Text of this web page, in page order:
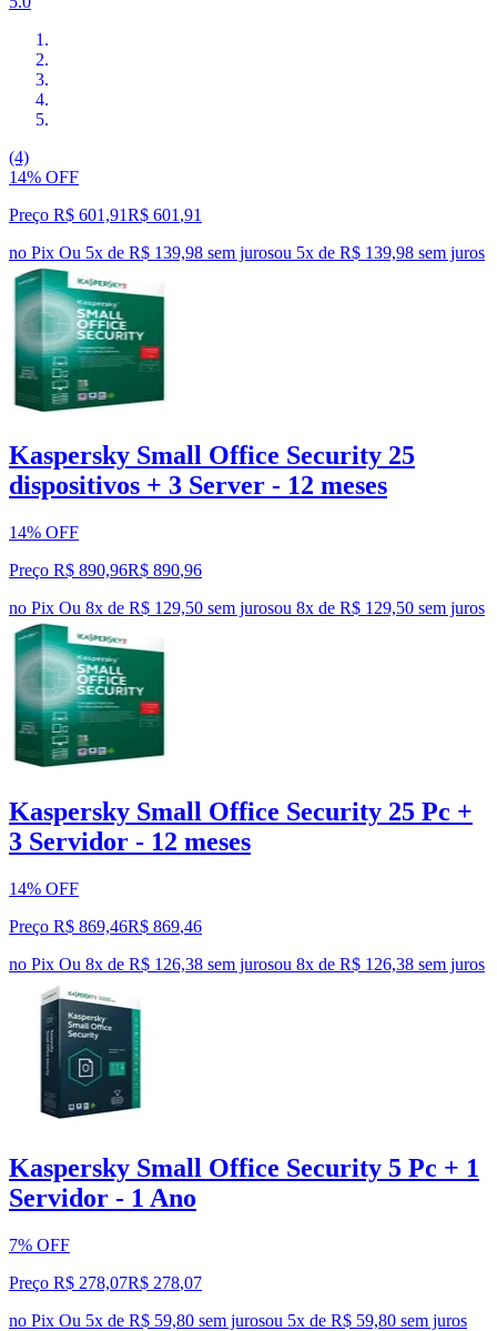
(4)
14% OFF
Preço R$ 601,91R$ 601 ,91
no Pix Ou 5x de R$ 139,98 sem jurosou 5x de R$ 139,98 sem juros
Kaspersky Small Office Security 25
dispositivos + 3 Server - 12 meses
14% OFF
Preço R$ 890,96R$ 890,96
no Pix Ou 8x de R$ 129,50 sem jurosou 8x de R$ 129,50 sem juros
Kaspersky Small Office Security 25 Pc +
3 Servidor - 12 meses
14% OFF
Preço R$ 869,46R$ 869,46
no Pix Ou 8x de R$ 126,38 sem jurosou 8x de R$ 126,38 sem juros
Kaspersky Small Office Security 5 Pc + 1
Servidor - 1 Ano
7% OFF
Preço R$ 278,07R$ 278,07
no Pix Ou 5x de R$ 59,80 sem jurosou 5x de R$ 59,80 sem juros